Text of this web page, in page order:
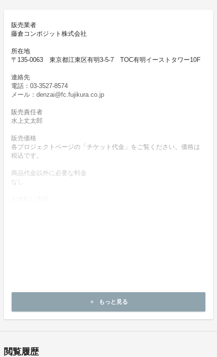
販売業者
藤倉コンポジット株式会社
所在地
〒135-0063 東京都江東区有明3-5-7 TOC有明イーストタワー10F
連絡先
電話：03-3527-8574
メール：denzai@fc.fujikura.co.jp
販売責任者
水上丈太郎
販売価格
各プロジェクトページの「チケット代金」をご覧ください。価格は
税込です。
商品代金以外に必要な料金
なし
キャンセルはできません。
決済完了後の返金は一切できません。
add もっと見る
閲覧履歴